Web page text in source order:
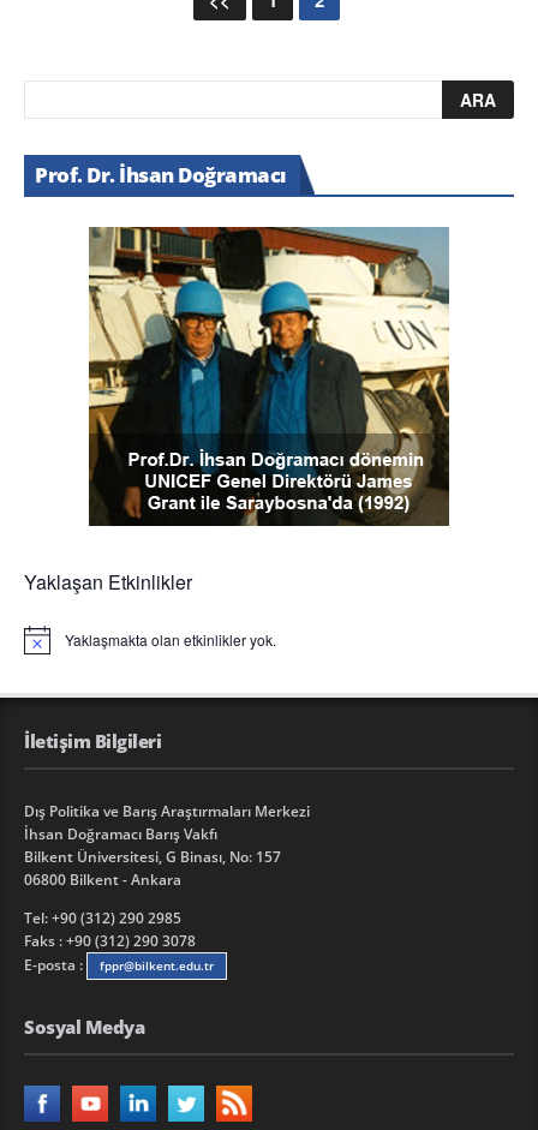
Prof. Dr. İhsan Doğramacı
Yaklaşan Etkinlikler
Notice Yaklaşmakta olan etkinlikler yok.
İletişim Bilgileri
Dış Politika ve Barış Araştırmaları Merkezi
İhsan Doğramacı Barış Vakfı
Bilkent Üniversitesi, G Binası, No: 157
06800 Bilkent - Ankara
Tel: +90 (312) 290 2985
Faks : +90 (312) 290 3078
E-posta :
fppr@bilkent.edu.tr
Sosyal Medya